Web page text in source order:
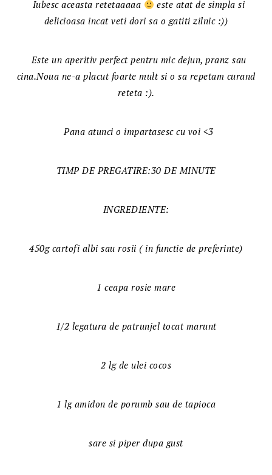
Iubesc aceasta retetaaaaa
este atat de simpla si
delicioasa incat veti dori sa o gatiti zilnic :))
Este un aperitiv perfect pentru mic dejun, pranz sau
cina.Noua ne-a placut foarte mult si o sa repetam curand
reteta :).
Pana atunci o impartasesc cu voi <3
TIMP DE PREGATIRE:30 DE MINUTE
INGREDIENTE:
450g cartofi albi sau rosii ( in functie de preferinte)
1 ceapa rosie mare
1/2 legatura de patrunjel tocat marunt
2 lg de ulei cocos
1 lg amidon de porumb sau de tapioca
sare si piper dupa gust